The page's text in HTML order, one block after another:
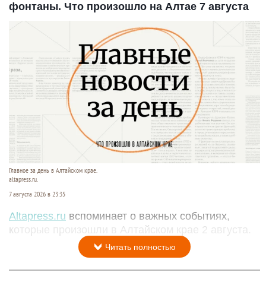
фонтаны. Что произошло на Алтае 7 августа
Главное за день в Алтайском крае.
altapress.ru.
7 августа 2026 в 23:35
Altapress.ru вспоминает о важных событиях,
которые произошли в Алтайском крае 2 августа.
Читать полностью